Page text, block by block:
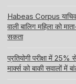
Habeas Corpus
वाली बालिग महिला को
सकता
प्रतियोगी परीक्षा में
मार्क्स को बाकी सवालों में